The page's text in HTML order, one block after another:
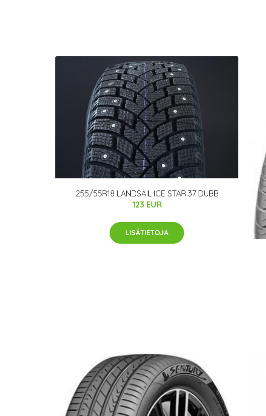
255/55R18 LANDSAIL ICE STAR 37 DUBB
123 EUR
LISÄTIETOJA